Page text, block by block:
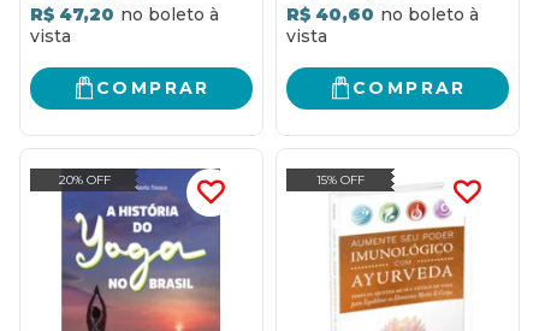
R$ 47,20
COMPRAR
R$ 40,60
COMPRAR
20% OFF 15% OFF